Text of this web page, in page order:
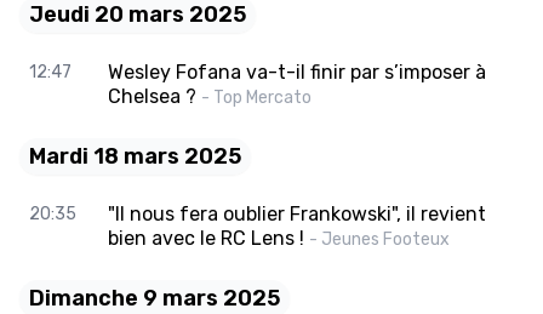
Jeudi 20 mars 2025
12:47
Wesley Fofana va-t-il finir par s’imposer à
Chelsea ? - Top Mercato
Mardi 18 mars 2025
20:35
"Il nous fera oublier Frankowski", il revient
bien avec le RC Lens ! - Jeunes Footeux
Dimanche 9 mars 2025